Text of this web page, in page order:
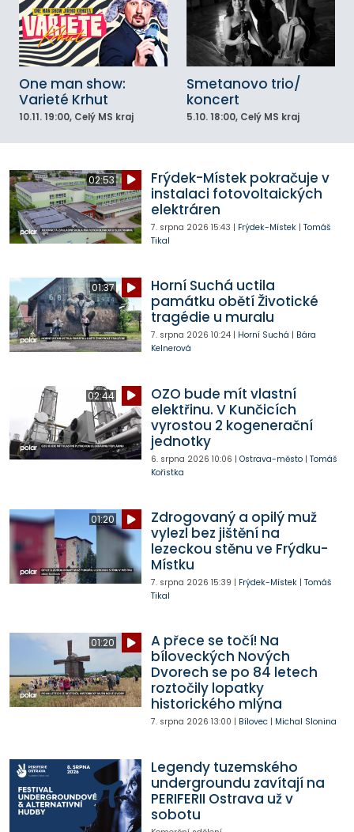
One man show:
Varieté Krhut
10.11. 19:00, Celý MS kraj
Smetanovo trio/
koncert
5.10. 18:00, Celý MS kraj
02:53
Frýdek-Místek pokračuje v
instalaci fotovoltaických
elektráren
7. srpna 2026 15:43 | Frýdek-Místek| Tomáš
Tikal
01:37
Horní Suchá uctila
památku obětí Životické
tragédie u muralu
7. srpna 2026 10:24| Horní Suchá | Bára
Kelnerová
02:44
OZO bude mít vlastní
elektřinu. V Kunčicích
vyrostou 2 kogenerační
jednotky
6. srpna 2026 10:06 | Ostrava-město| Tomáš
Kořistka
01:20
Zdrogovaný a opilý muž
vylezl bez jištění na
lezeckou stěnu ve Frýdku-
Místku
7. srpna 2026 15:39 | Frýdek-Místek| Tomáš
Tikal
01:20
A přece se točí! Na
bíloveckých Nových
Dvorech se po 84 letech
roztočily lopatky
historického mlýna
7. srpna 2026 13:00 | Bílovec| Michal Slonina
Legendy tuzemského
undergroundu zavítají na
PERIFERII Ostrava už v
sobotu